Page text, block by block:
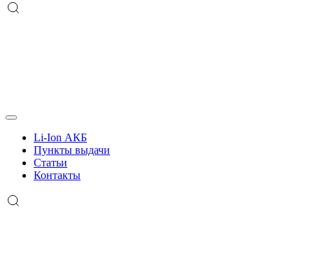
Li-Ion АКБ
Пункты выдачи
Статьи
Контакты